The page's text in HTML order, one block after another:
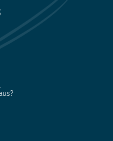
bieten bereits in
Funktion an,
Banken…